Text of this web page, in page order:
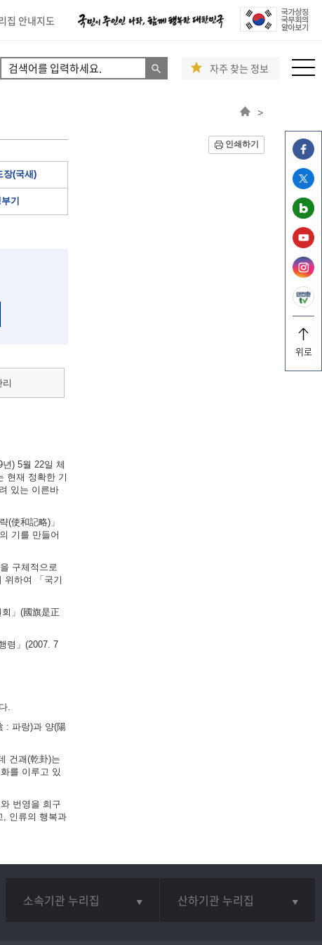
집 안내지도
위로
자주 찾는 정보
>
인쇄하기
장(국새)
기
리
) 5월 22일 체
현재 정확한 기
있는 이른바
(使和記略)」
기를 만들어
구체적으로
위하여 「국기
」(國旗是正
령」(2007. 7
.
: 파랑)과 양(陽
건괘(乾卦)는
를 이루고 있
번영을 희구
, 인류의 행복과
소속기관 누리집 산하기관 누리집